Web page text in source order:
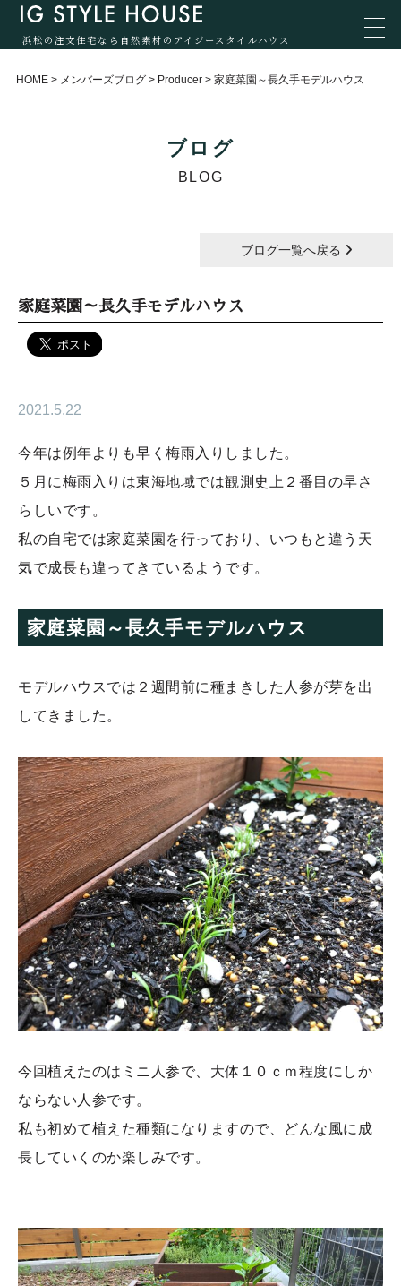
浜松の注文住宅なら自然素材のアイジースタイルハウス
HOME > メンバーズブログ > Producer > 家庭菜園～長久手モデルハウス
ブログ
BLOG
ブログ一覧へ戻る
家庭菜園～長久手モデルハウス
2021.5.22
今年は例年よりも早く梅雨入りしました。
５月に梅雨入りは東海地域では観測史上２番目の早さ
らしいです。
私の自宅では家庭菜園を行っており、いつもと違う天
気で成長も違ってきているようです。
家庭菜園～長久手モデルハウス
モデルハウスでは２週間前に種まきした人参が芽を出
してきました。
今回植えたのはミニ人参で、大体１０ｃｍ程度にしか
ならない人参です。
私も初めて植えた種類になりますので、どんな風に成
長していくのか楽しみです。